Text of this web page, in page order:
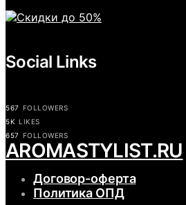
Social Links
567 FOLLOWERS
5K LIKES
657 FOLLOWERS
АROMASTYLIST.RU
Договор-оферта
Политика ОПД